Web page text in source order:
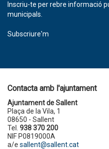
Inscriu-te per rebre informació
municipals.
Subscriure'm
Contacta amb l'ajuntament
Ajuntament de Sallent
Plaça de la Vila, 1
08650 - Sallent
Tel. 938 370 200
NIF P0819000A
a/e sallent@sallent.cat